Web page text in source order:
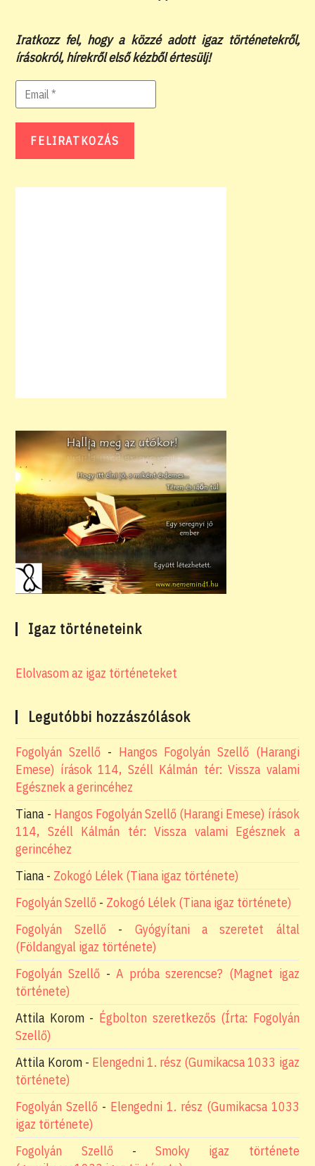
Iratkozz fel, hogy a közzé adott igaz történetekről,
írásokról, hírekről első kézből értesülj!
Igaz történeteink
Elolvasom az igaz történeteket
Legutóbbi hozzászólások
Fogolyán Szellő - Hangos Fogolyán Szellő (Harangi
Emese) írások 114, Széll Kálmán tér: Vissza valami
Egésznek a gerincéhez
Tiana - Hangos Fogolyán Szellő (Harangi Emese) írások
114, Széll Kálmán tér: Vissza valami Egésznek a
gerincéhez
Tiana - Zokogó Lélek (Tiana igaz története)
Fogolyán Szellő - Zokogó Lélek (Tiana igaz története)
Fogolyán Szellő- Gyógyítani a szeretet által
(Földangyal igaz története)
Fogolyán Szellő -A próba szerencse? (Magnet igaz
története)
Attila Korom- Égbolton szeretkezős (Írta: Fogolyán
Szellő)
Attila Korom- Elengedni 1. rész (Gumikacsa 1033 igaz
története)
Fogolyán Szellő - Elengedni 1. rész (Gumikacsa 1033
igaz története)
Fogolyán Szellő-Smoky igaz története